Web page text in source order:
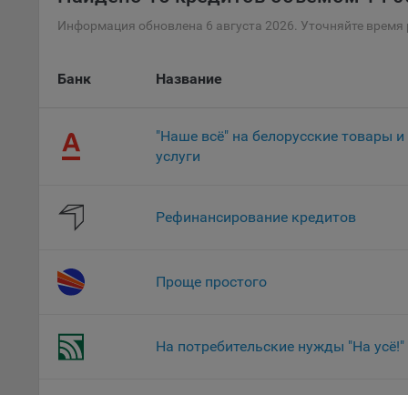
На
На
Информация обновлена 6 августа 2026. Уточняйте время
Банк Название
"Наше всё" на белорусские товары и
услуги
Рефинансирование кредитов
Проще простого
На потребительские нужды "На усё!"